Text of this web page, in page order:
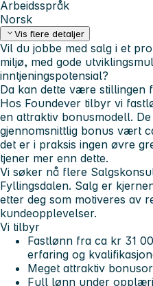
Arbeidsspråk
Norsk
Vis flere detaljer
Vil du jobbe med salg i et
miljø, med gode
inntjeningspotensial?
Da kan dette være stillingen
Hos Foundever tilbyr vi
en attraktiv bonusmodell.
gjennomsnittlig bonus vært
det er i praksis ingen øvre
tjener mer enn dette.
Vi søker nå flere
Fyllingsdalen. Salg er
etter deg som motiveres av
kundeopplevelser.
Vi tilbyr
Fastlønn fra ca kr 31
erfaring og
Meget attraktiv
Full lønn under